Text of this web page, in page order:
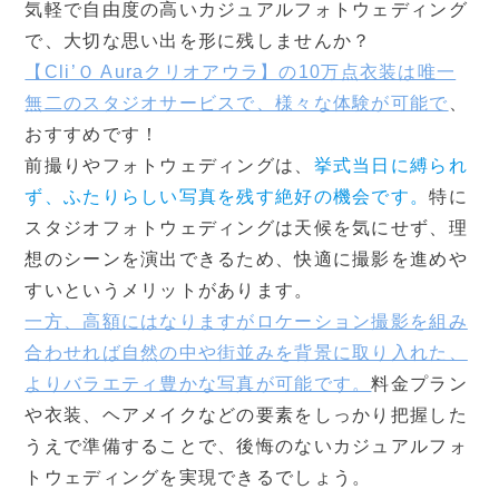
気軽で自由度の高いカジュアルフォトウェディング
で、大切な思い出を形に残しませんか？
【Cli’Ｏ Auraクリオアウラ】の10万点衣装は唯一
無二のスタジオサービスで、様々な体験が可能で
おすすめです！
前撮りやフォトウェディングは、 挙式当日に縛られ
ず、ふたりらしい写真を残す絶好の機会です。特に
スタジオフォトウェディングは天候を気にせず、理
想のシーンを演出できるため、快適に撮影を進めや
すいというメリットがあります。
一方、高額にはなりますがロケーション撮影を組み
合わせれば自然の中や街並みを背景に取り入れた、
よりバラエティ豊かな写真が可能です。料金プラン
や衣装、ヘアメイクなどの要素をしっかり把握した
うえで準備することで、後悔のないカジュアルフォ
トウェディングを実現できるでしょう。